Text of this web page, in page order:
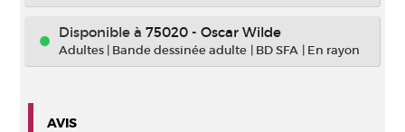
Disponible à 75020 - Oscar Wilde
Adultes | Bande dessinée adulte | BD SFA | En rayon
AVIS